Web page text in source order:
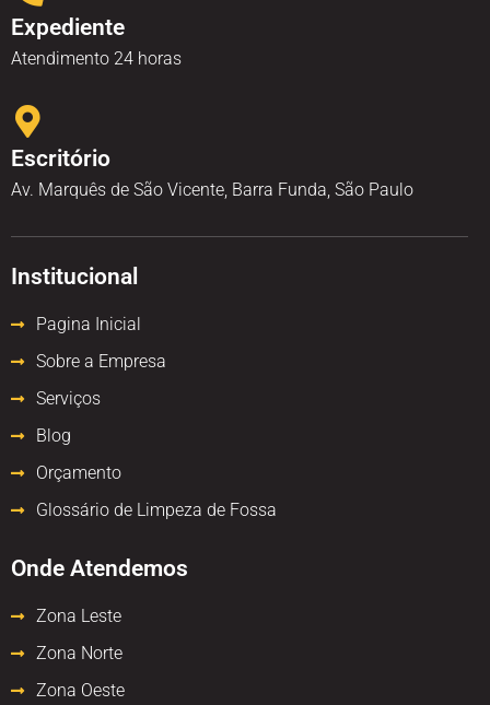
Expediente
Atendimento 24 horas
Escritório
Av. Marquês de São Vicente, Barra Funda, São Paulo
Institucional
Pagina Inicial
Sobre a Empresa
Serviços
Blog
Orçamento
Glossário de Limpeza de Fossa
Onde Atendemos
Zona Leste
Zona Norte
Zona Oeste